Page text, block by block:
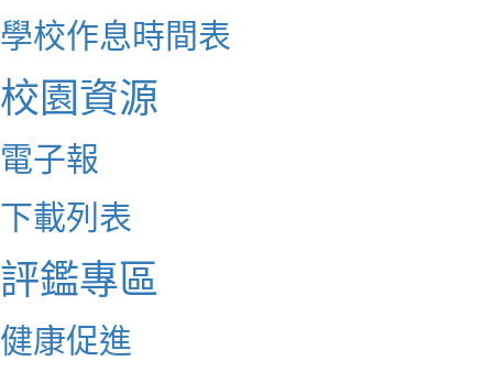
學校作息時間表
校園資源
電子報
下載列表
評鑑專區
健康促進